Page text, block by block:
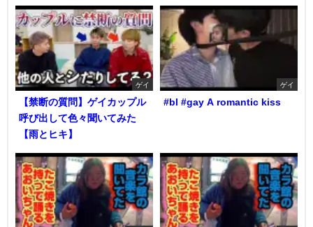
ゲイ
【禁断の質問】ゲイカップル
呼び出して色々聞いてみた
【雨とヒキ】
ゲイ
#bl #gay A romantic kiss